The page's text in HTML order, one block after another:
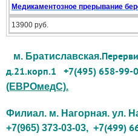
Медикаментозное прерывание
13900 руб.
м. Братиславская.
д.21.корп.1
+7(495) 658-99-
(ЕВРОмедС).
Филиал. м. Нагорная. ул.
+7(965) 373-03-03, +7(499)